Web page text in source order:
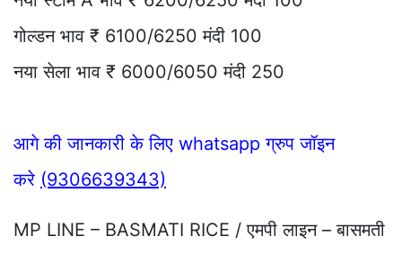
गोल्डन भाव ₹ 6100/6250 मंदी 100
नया सेला भाव ₹ 6000/6050 मंदी 250
आगे की जानकारी के लिए whatsapp ग्रुप जॉइन
करे (9306639343)
MP LINE – BASMATI RICE / एमपी लाइन – बासमती